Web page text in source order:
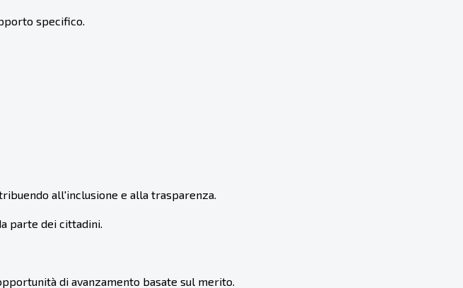
specifico.
all'inclusione e alla trasparenza.
parte dei cittadini.
di avanzamento basate sul merito.